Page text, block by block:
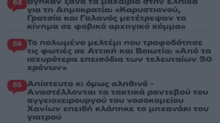
68
για τη Δημοκρατία: «Καρυστιανού,
Γρατσία και Γαλανός μετέτρεψαν το
κίνημα σε φοβικό αρχηγικό κόμμα»
59 Το πολωμένο μελτέμι που τροφοδότησε
τις φωτιές σε Αττική και Βοιωτία: «Από τα
ισχυρότερα επεισόδια των τελευταίων 50
χρόνων»
55 Απίστευτο κι όμως αληθινό -
Aναστέλλονται τα τακτικά ραντεβού του
αγγειοχειρουργού του νοσοκομείου
Χανίων επειδή κλάπηκε το μηχανάκι του
γιατρού